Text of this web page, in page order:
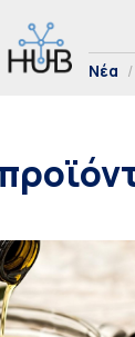
Νέα